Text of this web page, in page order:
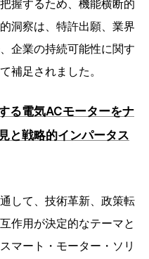
握するため、機能横断的
洞察は、特許出願、業界
企業の持続可能性に関す
補足されました。
る電気ACモーターをナ
と戦略的インパータス
して、技術革新、政策転
作用が決定的なテーマと
マート・モーター・ソリ